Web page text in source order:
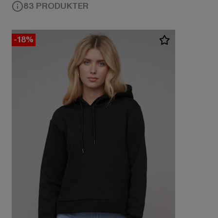
83 PRODUKTER
-18%